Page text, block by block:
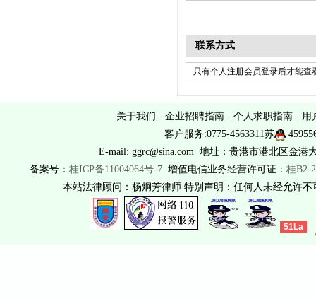
联系方式
只有个人注册会员登录后才能查
关于我们 - 企业招聘指南 - 个人求职指南 - 用
客户服务:0775-4563311苏
E-mail: ggrc@sina.com 地址：贵港市港北区金港
备案号： 桂ICP备11004064号-7增值电信业务经营许可证： 桂B2-
本站法律顾问：杨炯芳律师 特别声明：任何人未经允许
51La